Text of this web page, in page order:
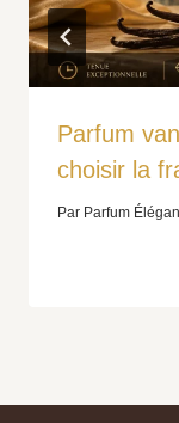
Parfum
choisir la
Par Parfum